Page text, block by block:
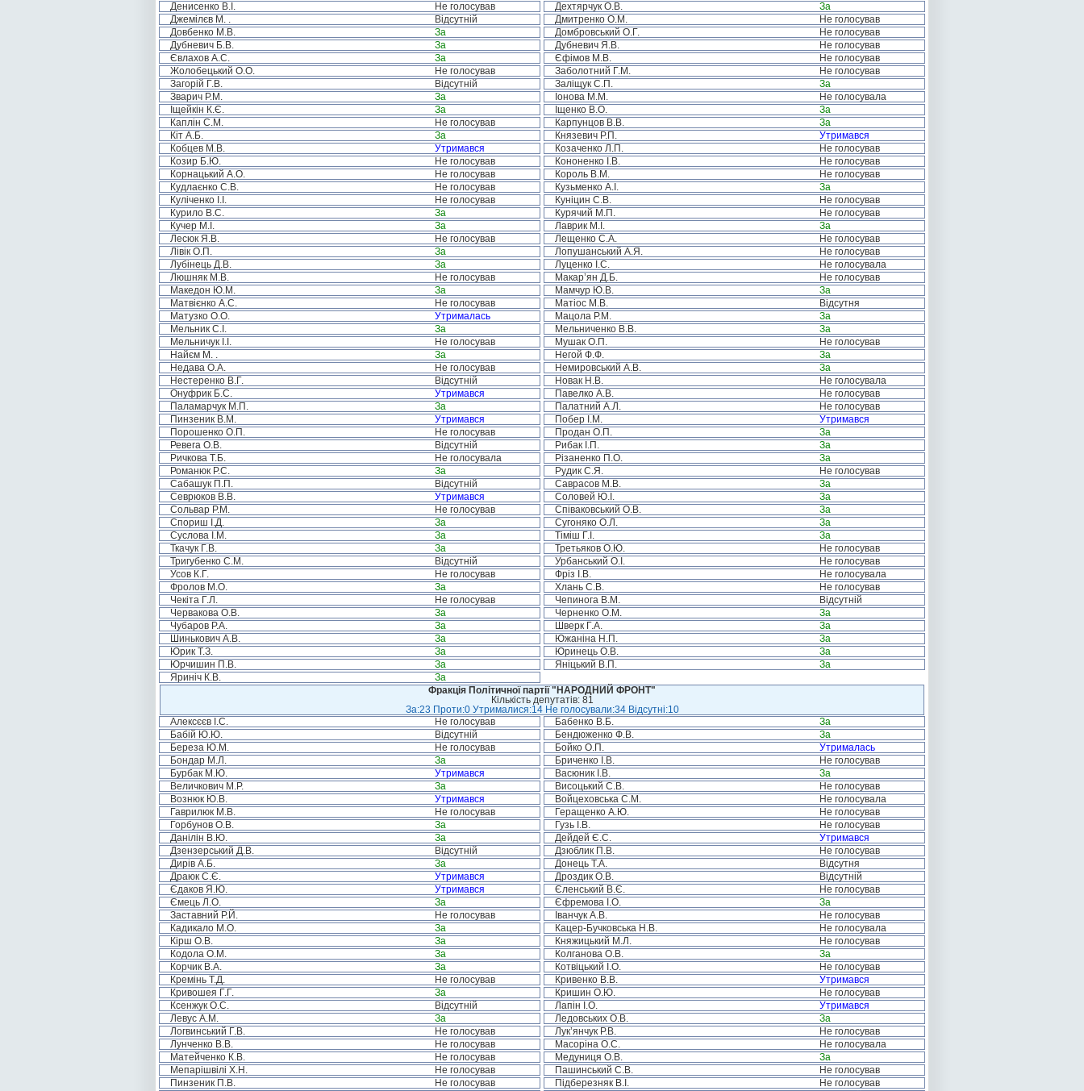
Денисенко В.І.
Не голосував Дехтярчук О.В.
За
Джемілєв М. .
Відсутній Дмитренко О.М.
Не голосував
Довбенко М.В.
За Домбровський О.Г.
Не голосував
Дубневич Б.В.
За Дубневич Я.В.
Не голосував
Євлахов А.С.
За Єфімов М.В.
Не голосував
Жолобецький О.О.
Не голосував Заболотний Г.М.
Не голосував
Загорій Г.В.
Відсутній Заліщук С.П.
За
Зварич Р.М.
За Іонова М.М.
Не голосувала
Іщейкін К.Є.
За Іщенко В.О.
За
Каплін С.М.
Не голосував Карпунцов В.В.
За
Кіт А.Б.
За Князевич Р.П.
Утримався
Кобцев М.В.
Утримався Козаченко Л.П.
Не голосував
Козир Б.Ю.
Не голосував Кононенко І.В.
Не голосував
Корнацький А.О.
Не голосував Король В.М.
Не голосував
Кудлаєнко С.В.
Не голосував Кузьменко А.І.
За
Куліченко І.І.
Не голосував Куніцин С.В.
Не голосував
Курило В.С.
За Курячий М.П.
Не голосував
Кучер М.І.
За Лаврик М.І.
За
Лесюк Я.В.
Не голосував Лещенко С.А.
Не голосував
Лівік О.П.
За Лопушанський А.Я.
Не голосував
Лубінець Д.В.
За Луценко І.С.
Не голосувала
Люшняк М.В.
Не голосував Макар’ян Д.Б.
Не голосував
Македон Ю.М.
За Мамчур Ю.В.
За
Матвієнко А.С.
Не голосував Матіос М.В.
Відсутня
Матузко О.О.
Утрималась Мацола Р.М.
За
Мельник С.І.
За Мельниченко В.В.
За
Мельничук І.І.
Не голосував Мушак О.П.
Не голосував
Найєм М. .
За Негой Ф.Ф.
За
Недава О.А.
Не голосував Немировський А.В.
За
Нестеренко В.Г.
Відсутній Новак Н.В.
Не голосувала
Онуфрик Б.С.
Утримався Павелко А.В.
Не голосував
Паламарчук М.П.
За Палатний А.Л.
Не голосував
Пинзеник В.М.
Утримався Побер І.М.
Утримався
Порошенко О.П.
Не голосував Продан О.П.
За
Ревега О.В.
Відсутній Рибак І.П.
За
Ричкова Т.Б.
Не голосувала Різаненко П.О.
За
Романюк Р.С.
За Рудик С.Я.
Не голосував
Сабашук П.П.
Відсутній Саврасов М.В.
За
Севрюков В.В.
Утримався Соловей Ю.І.
За
Сольвар Р.М.
Не голосував Співаковський О.В.
За
Спориш І.Д.
За Сугоняко О.Л.
За
Суслова І.М.
За Тіміш Г.І.
За
Ткачук Г.В.
За Третьяков О.Ю.
Не голосував
Тригубенко С.М.
Відсутній Урбанський О.І.
Не голосував
Усов К.Г.
Не голосував Фріз І.В.
Не голосувала
Фролов М.О.
За Хлань С.В.
Не голосував
Чекіта Г.Л.
Не голосував Чепинога В.М.
Відсутній
Червакова О.В.
За Черненко О.М.
За
Чубаров Р.А.
За Шверк Г.А.
За
Шинькович А.В.
За Южаніна Н.П.
За
Юрик Т.З.
За Юринець О.В.
За
Юрчишин П.В.
За Яніцький В.П.
За
Яриніч К.В.
За
Фракція Політичної партії "НАРОДНИЙ ФРОНТ"
Кількість депутатів: 81
За:23 Проти:0 Утрималися:14 Не голосували:34 Відсутні:10
Алексєєв І.С.
Не голосував Бабенко В.Б.
За
Бабій Ю.Ю.
Відсутній Бендюженко Ф.В.
За
Береза Ю.М.
Не голосував Бойко О.П.
Утрималась
Бондар М.Л.
За Бриченко І.В.
Не голосував
Бурбак М.Ю.
Утримався Васюник І.В.
За
Величкович М.Р.
За Висоцький С.В.
Не голосував
Вознюк Ю.В.
Утримався Войцеховська С.М.
Не голосувала
Гаврилюк М.В.
Не голосував Геращенко А.Ю.
Не голосував
Горбунов О.В.
За Гузь І.В.
Не голосував
Данілін В.Ю.
За Дейдей Є.С.
Утримався
Дзензерський Д.В.
Відсутній Дзюблик П.В.
Не голосував
Дирів А.Б.
За Донець Т.А.
Відсутня
Драюк С.Є.
Утримався Дроздик О.В.
Відсутній
Єдаков Я.Ю.
Утримався Єленський В.Є.
Не голосував
Ємець Л.О.
За Єфремова І.О.
За
Заставний Р.Й.
Не голосував Іванчук А.В.
Не голосував
Кадикало М.О.
За Кацер-Бучковська Н.В.
Не голосувала
Кірш О.В.
За Княжицький М.Л.
Не голосував
Кодола О.М.
За Колганова О.В.
За
Корчик В.А.
За Котвіцький І.О.
Не голосував
Кремінь Т.Д.
Не голосував Кривенко В.В.
Утримався
Кривошея Г.Г.
За Кришин О.Ю.
Не голосував
Ксенжук О.С.
Відсутній Лапін І.О.
Утримався
Левус А.М.
За Ледовських О.В.
За
Логвинський Г.В.
Не голосував Лук’янчук Р.В.
Не голосував
Лунченко В.В.
Не голосував Масоріна О.С.
Не голосувала
Матейченко К.В.
Не голосував Медуниця О.В.
За
Мепарішвілі Х.Н.
Не голосував Пашинський С.В.
Не голосував
Пинзеник П.В.
Не голосував Підберезняк В.І.
Не голосував